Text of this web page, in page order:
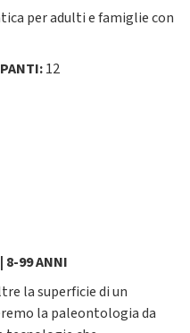
per adulti e famiglie con
12
8-99 ANNI
la superficie di un
la paleontologia da